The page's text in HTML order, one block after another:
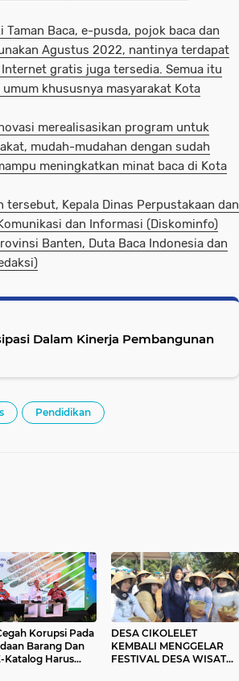
Baca, e-pusda, pojok baca dan
Agustus 2022, nantinya terdapat
gratis juga tersedia. Semua itu
khususnya masyarakat Kota
merealisasikan program untuk
mudah-mudahan dengan sudah
meningkatkan minat baca di Kota
Kepala Dinas Perpustakaan dan
dan Informasi (Diskominfo)
Banten, Duta Baca Indonesia dan
Dalam Kinerja Pembangunan
Pendidikan
Korupsi Pada
Barang Dan
Katalog Harus
DESA CIKOLELET
KEMBALI MENGGELAR
FESTIVAL DESA WISATA